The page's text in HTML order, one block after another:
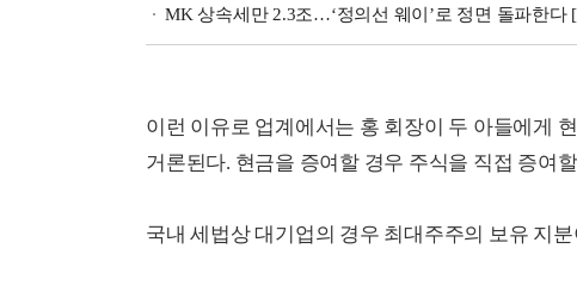
MK 상속세만 2.3조…‘정의선 웨이’로 정면 돌파한다
이런 이유로 업계에서는 홍 회장이 두 아들에게
거론된다. 현금을 증여할 경우 주식을 직접 증여
국내 세법상 대기업의 경우 최대주주의 보유 지